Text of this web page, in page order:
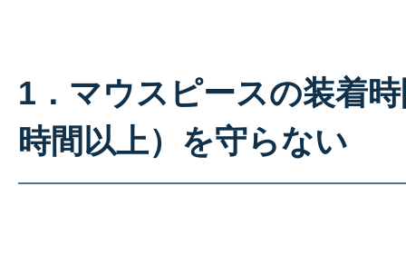
1．マウスピースの装着
時間以上）を守らない